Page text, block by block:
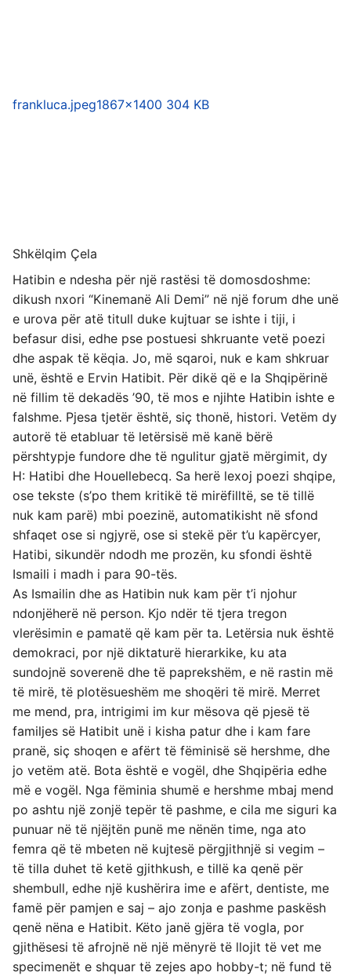
frankluca.jpeg1867×1400 304 KB
Shkëlqim Çela
Hatibin e ndesha për një rastësi të domosdoshme:
dikush nxori “Kinemanë Ali Demi” në një forum dhe unë
e urova për atë titull duke kujtuar se ishte i tiji, i
befasur disi, edhe pse postuesi shkruante vetë poezi
dhe aspak të këqia. Jo, më sqaroi, nuk e kam shkruar
unë, është e Ervin Hatibit. Për dikë që e la Shqipërinë
në fillim të dekadës ’90, të mos e njihte Hatibin ishte e
falshme. Pjesa tjetër është, siç thonë, histori. Vetëm dy
autorë të etabluar të letërsisë më kanë bërë
përshtypje fundore dhe të ngulitur gjatë mërgimit, dy
H: Hatibi dhe Houellebecq. Sa herë lexoj poezi shqipe,
ose tekste (s’po them kritikë të mirëfilltë, se të tillë
nuk kam parë) mbi poezinë, automatikisht në sfond
shfaqet ose si ngjyrë, ose si stekë për t’u kapërcyer,
Hatibi, sikundër ndodh me prozën, ku sfondi është
Ismaili i madh i para 90-tës.
As Ismailin dhe as Hatibin nuk kam për t’i njohur
ndonjëherë në person. Kjo ndër të tjera tregon
vlerësimin e pamatë që kam për ta. Letërsia nuk është
demokraci, por një diktaturë hierarkike, ku ata
sundojnë soverenë dhe të paprekshëm, e në rastin më
të mirë, të plotësueshëm me shoqëri të mirë. Merret
me mend, pra, intrigimi im kur mësova që pjesë të
familjes së Hatibit unë i kisha patur dhe i kam fare
pranë, siç shoqen e afërt të fëminisë së hershme, dhe
jo vetëm atë. Bota është e vogël, dhe Shqipëria edhe
më e vogël. Nga fëminia shumë e hershme mbaj mend
po ashtu një zonjë tepër të pashme, e cila me siguri ka
punuar në të njëjtën punë me nënën time, nga ato
femra që të mbeten në kujtesë përgjithnjë si vegim –
të tilla duhet të ketë gjithkush, e tillë ka qenë për
shembull, edhe një kushërira ime e afërt, dentiste, me
famë për pamjen e saj – ajo zonja e pashme paskësh
qenë nëna e Hatibit. Këto janë gjëra të vogla, por
gjithësesi të afrojnë në një mënyrë të llojit të vet me
specimenët e shquar të zejes apo hobby-t; në fund të